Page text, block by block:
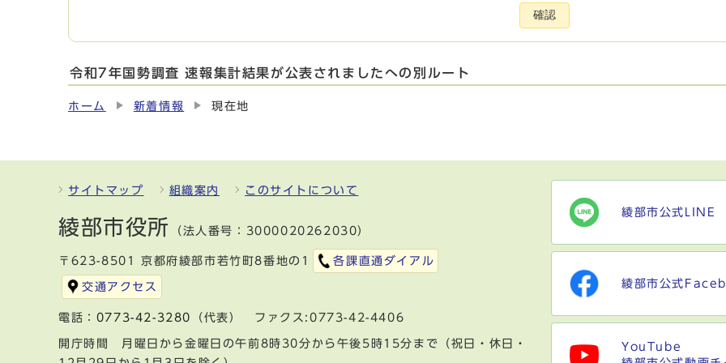
確認
令和7年国勢調査 速報集計結果が公表されましたへの別ルート
ホーム 新着情報 現在地
サイトマップ 組織案内 このサイトについて
綾部市役所 （法人番号：3000020262030）
〒623-8501 京都府綾部市若竹町8番地の1 各課直通ダイアル
交通アクセス
電話： 0773-42-3280 （代表） ファクス:0773-42-4406
開庁時間 月曜日から金曜日の午前8時30分から午後5時15分まで（祝日・休日・
綾部市公式LINE
綾部市公式
YouTube